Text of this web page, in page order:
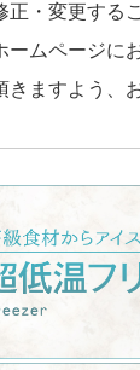
・変更する
ームページに
ますよう、